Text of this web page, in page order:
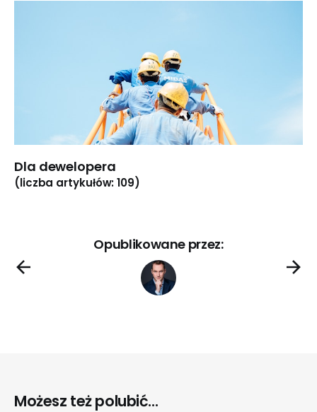
Dla dewelopera
(liczba artykułów: 109)
Opublikowane przez:
Możesz też polubić...